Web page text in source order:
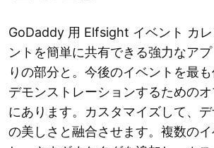
GoDaddy 用 Elfsight イベント カ
ントを簡単に共有できる強力なア
りの部分と。今後のイベントを最
デモンストレーションするための
にあります。カスタマイズして、
の美しさと融合させます。複数の